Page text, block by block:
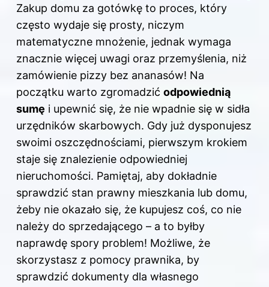
Zakup domu za gotówkę to proces, który
często wydaje się prosty, niczym
matematyczne mnożenie, jednak wymaga
znacznie więcej uwagi oraz przemyślenia, niż
zamówienie pizzy bez ananasów! Na
początku warto zgromadzić odpowiednią
sumę i upewnić się, że nie wpadnie się w sidła
urzędników skarbowych. Gdy już dysponujesz
swoimi oszczędnościami, pierwszym krokiem
staje się znalezienie odpowiedniej
nieruchomości. Pamiętaj, aby dokładnie
sprawdzić stan prawny mieszkania lub domu,
żeby nie okazało się, że kupujesz coś, co nie
należy do sprzedającego – a to byłby
naprawdę spory problem! Możliwe, że
skorzystasz z pomocy prawnika, by
sprawdzić dokumenty dla własnego